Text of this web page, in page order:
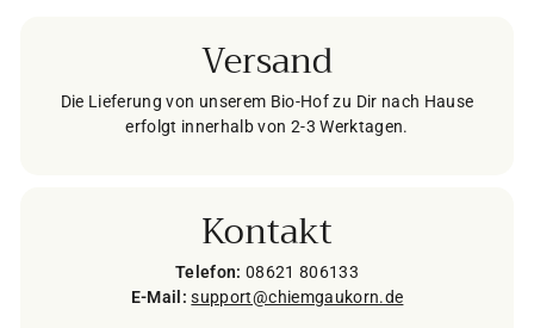
Versand
Die Lieferung von unserem Bio-Hof zu Dir nach Hause
erfolgt innerhalb von 2-3 Werktagen.
Kontakt
Telefon: 08621 806133
E-Mail: support@chiemgaukorn.de